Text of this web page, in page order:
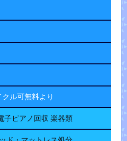
ル可無料より
子ピアノ回収 楽器類